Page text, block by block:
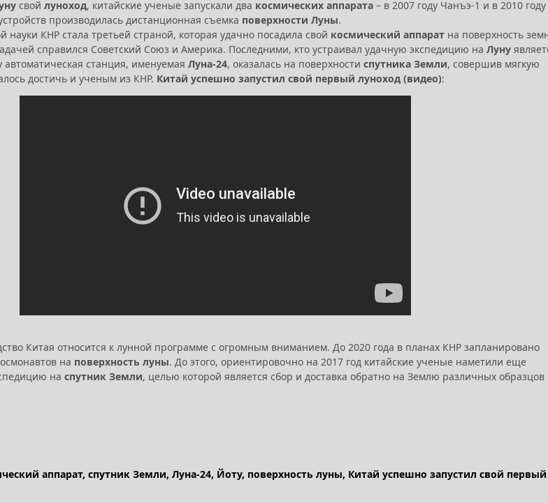
свой луноход, китайские ученые запускали два космических аппарата – в 2007 году Чанъэ-1 и в 2010 году
производилась дистанционная съемка поверхности Луны.
науки КНР стала третьей страной, которая удачно посадила свой космический аппарат на поверхность
справился Советский Союз и Америка. Последними, кто устраивал удачную экспедицию на Луну
автоматическая станция, именуемая Луна-24, оказалась на поверхности спутника Земли, совершив мягкую
достичь и ученым из КНР. Китай успешно запустил свой первый луноход (видео):
Китая относится к лунной программе с огромным вниманием. До 2020 года в планах КНР запланировано
на поверхность луны. До этого, ориентировочно на 2017 год китайские ученые наметили еще
на спутник Земли, целью которой является сбор и доставка обратно на Землю различных образцов
аппарат, спутник Земли, Луна-24, Йоту, поверхность луны, Китай успешно запустил свой первый